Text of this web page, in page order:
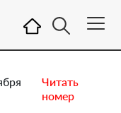
Читать
номер